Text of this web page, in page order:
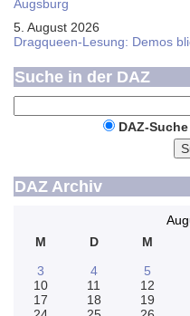
Augsburg
5. August 2026
Dragqueen-Lesung: Demos
Suche in der DAZ
DAZ-Suche
DAZ Archiv
M
D M
3
4 5
10
11 12
17
18 19